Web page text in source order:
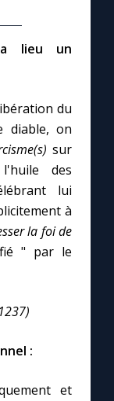
lieu un
du
diable, on
sur
des
lui
à
la foi de
" par le
:
et